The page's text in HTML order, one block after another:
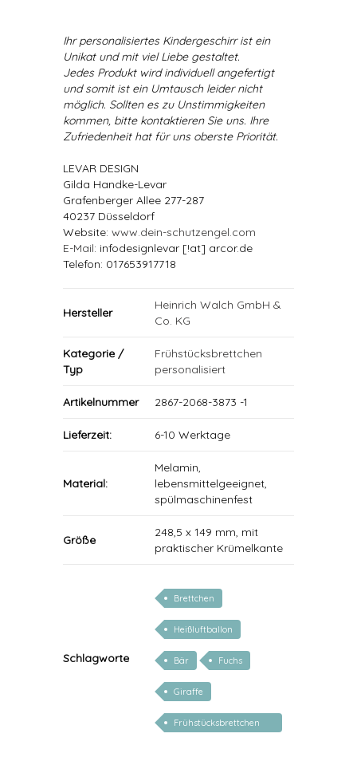
Ihr personalisiertes Kindergeschirr ist ein
Unikat und mit viel Liebe gestaltet.
Jedes Produkt wird individuell angefertigt
und somit ist ein Umtausch leider nicht
möglich. Sollten es zu Unstimmigkeiten
kommen, bitte kontaktieren Sie uns. Ihre
Zufriedenheit hat für uns oberste Priorität.
LEVAR DESIGN
Gilda Handke-Levar
Grafenberger Allee 277-287
40237 Düsseldorf
Website: www.dein-schutzengel.com
E-Mail: infodesignlevar [!at] arcor.de
Telefon: 017653917718
Hersteller
Heinrich Walch GmbH &
Co. KG
Kategorie /
Typ
Frühstücksbrettchen
personalisiert
Artikelnummer 2867-2068-3873 -1
Lieferzeit: 6-10 Werktage
Material:
Melamin,
lebensmittelgeeignet,
spülmaschinenfest
Größe
248,5 x 149 mm, mit
praktischer Krümelkante
Schlagworte
Brettchen
Heißluftballon
Bär Fuchs
Giraffe
Frühstücksbrettchen